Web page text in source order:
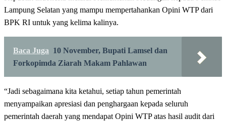
Lampung Selatan yang mampu mempertahankan Opini WTP dari
BPK RI untuk yang kelima kalinya.
Baca Juga 10 November, Bupati Lamsel dan
Forkopimda Ziarah Makam Pahlawan
“Jadi sebagaimana kita ketahui, setiap tahun pemerintah
menyampaikan apresiasi dan penghargaan kepada seluruh
pemerintah daerah yang mendapat Opini WTP atas hasil audit dari